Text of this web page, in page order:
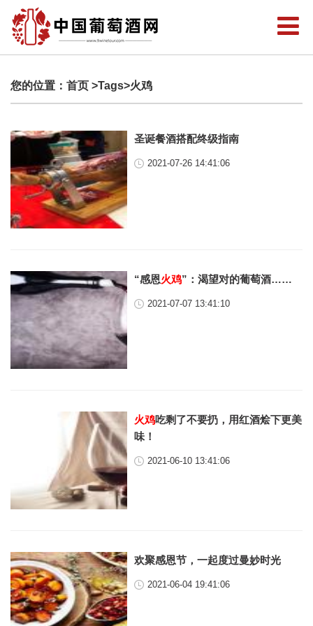
您的位置： 首页 >Tags>火鸡
圣诞餐酒搭配终级指南
2021-07-26 14:41:06
“感恩火鸡”：渴望对的葡萄酒……
2021-07-07 13:41:10
火鸡吃剩了不要扔，用红酒烩下更美
味！
2021-06-10 13:41:06
欢聚感恩节，一起度过曼妙时光
2021-06-04 19:41:06